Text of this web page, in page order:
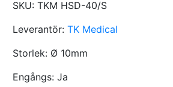
SKU: TKM HSD-40/S
Leverantör: TK Medical
Storlek: Ø 10mm
Engångs: Ja